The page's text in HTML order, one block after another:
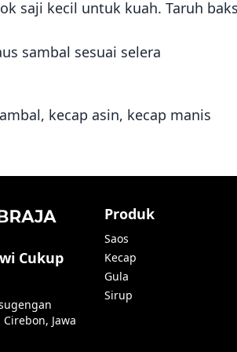
saji kecil untuk kuah. Taruh
sambal sesuai selera
kecap asin, kecap manis
Cukup
Jawa
Produk
Saos
Kecap
Gula
Sirup